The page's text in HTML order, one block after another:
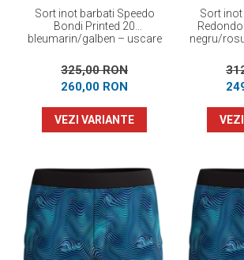
Sort inot barbati Speedo
Bondi Printed 20
bleumarin/galben – uscare
325,00 RON
260,00 RON
VEZI VARIANTE
Sort
negru/